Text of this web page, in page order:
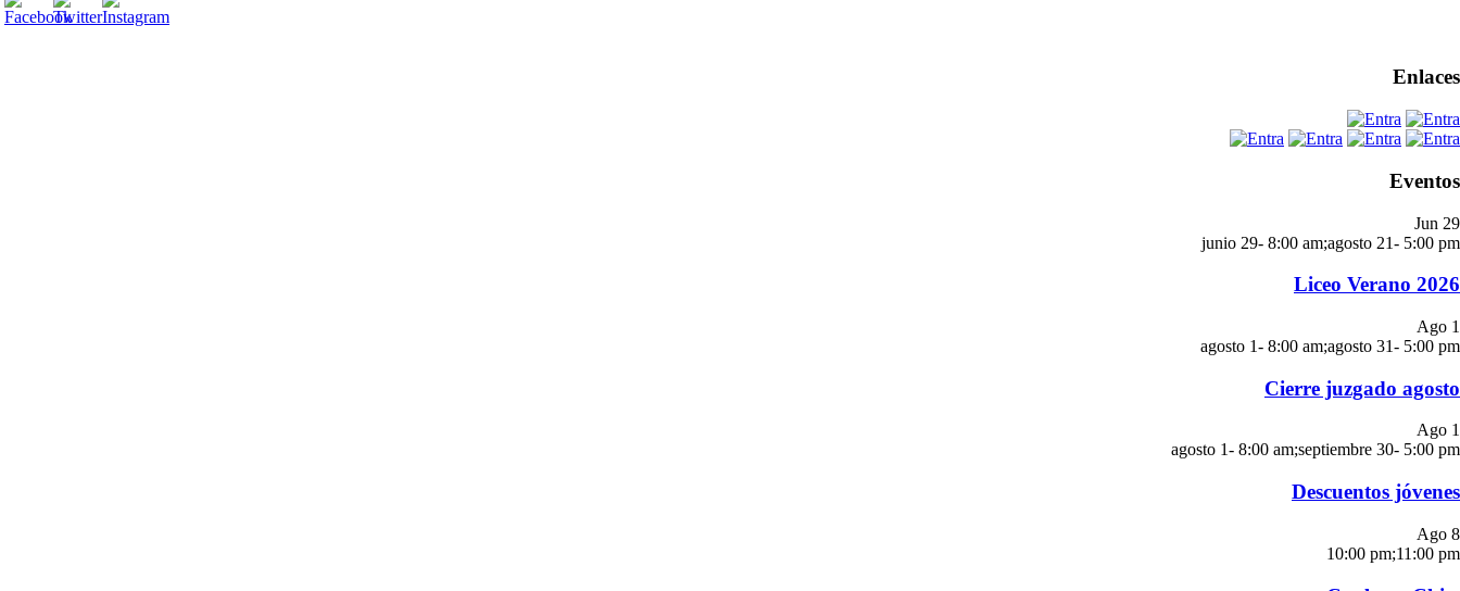
Enlaces
Eventos
Jun 29
junio 29- 8:00 am;agosto 21- 5:00 pm
Liceo Verano 2026
Ago 1
agosto 1- 8:00 am;agosto 31- 5:00 pm
Cierre juzgado agosto
Ago 1
agosto 1- 8:00 am;septiembre 30- 5:00 pm
Descuentos jóvenes
Ago 8
10:00 pm;11:00 pm